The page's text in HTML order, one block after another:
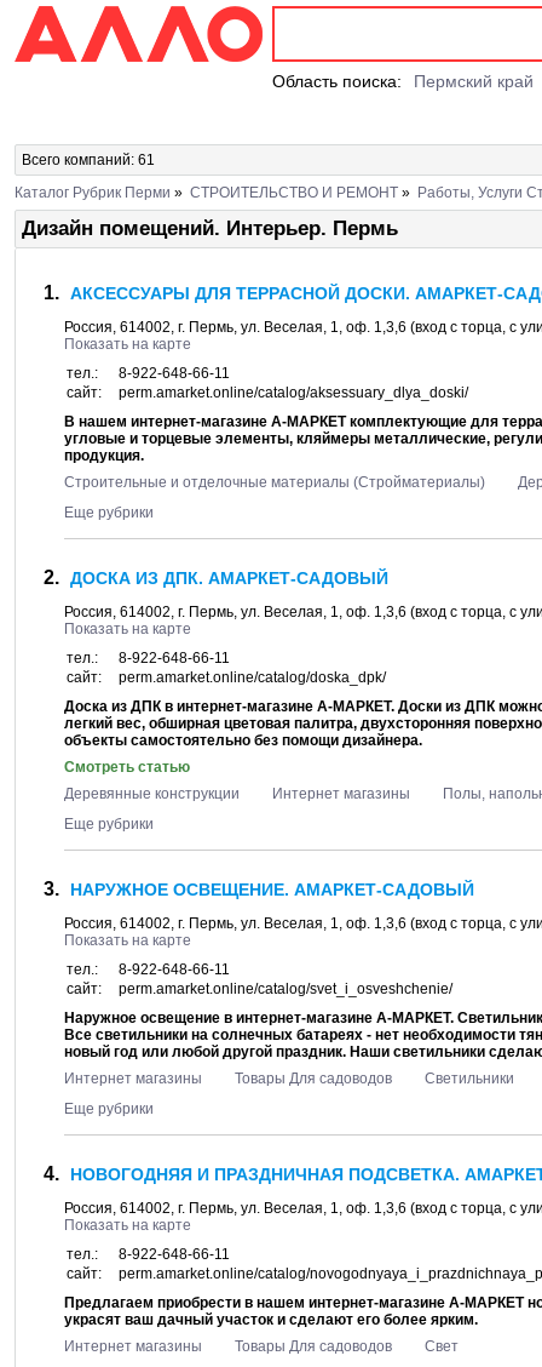
Область поиска: Пермский край
Всего компаний: 61
Каталог Рубрик Перми » СТРОИТЕЛЬСТВО И РЕМОНТ » Работы, Услуги
Дизайн помещений. Интерьер. Пермь
АКСЕССУАРЫ ДЛЯ ТЕРРАСНОЙ ДОСКИ. АМАРКЕТ-
Россия, 614002, г. Пермь, ул. Веселая, 1, оф. 1,3,6 (вход с торца, с
Показать на карте
тел.:
8-922-648-66-11
сайт:
perm.amarket.online/catalog/aksessuary_dlya_doski/
В нашем интернет-магазине А-МАРКЕТ комплектующие для
угловые и торцевые элементы, кляймеры металлические,
продукция.
Строительные и отделочные материалы (Стройматериалы)
Еще рубрики
ДОСКА ИЗ ДПК. АМАРКЕТ-САДОВЫЙ
Россия, 614002, г. Пермь, ул. Веселая, 1, оф. 1,3,6 (вход с торца, с
Показать на карте
тел.:
8-922-648-66-11
сайт:
perm.amarket.online/catalog/doska_dpk/
Доска из ДПК в интернет-магазине А-МАРКЕТ. Доски из ДПК
легкий вес, обширная цветовая палитра, двухсторонняя
объекты самостоятельно без помощи дизайнера.
Смотреть статью
Деревянные конструкции
Интернет магазины
Полы,
Еще рубрики
НАРУЖНОЕ ОСВЕЩЕНИЕ. АМАРКЕТ-САДОВЫЙ
Россия, 614002, г. Пермь, ул. Веселая, 1, оф. 1,3,6 (вход с торца, с
Показать на карте
тел.:
8-922-648-66-11
сайт:
perm.amarket.online/catalog/svet_i_osveshchenie/
Наружное освещение в интернет-магазине А-МАРКЕТ.
Все светильники на солнечных батареях - нет необходимости
новый год или любой другой праздник. Наши светильники
Интернет магазины
Товары Для садоводов
Светильники
Еще рубрики
НОВОГОДНЯЯ И ПРАЗДНИЧНАЯ ПОДСВЕТКА.
Россия, 614002, г. Пермь, ул. Веселая, 1, оф. 1,3,6 (вход с торца, с
Показать на карте
тел.:
8-922-648-66-11
сайт:
perm.amarket.online/catalog/
Предлагаем приобрести в нашем интернет-магазине А-МАРКЕТ
украсят ваш дачный участок и сделают его более ярким.
Интернет магазины
Товары Для садоводов
Свет